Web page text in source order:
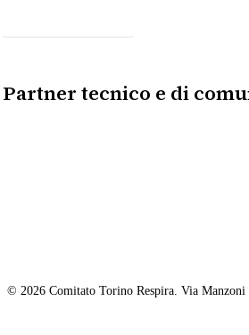
Partner tecnico e di
© 2026 Comitato Torino Respira. Via